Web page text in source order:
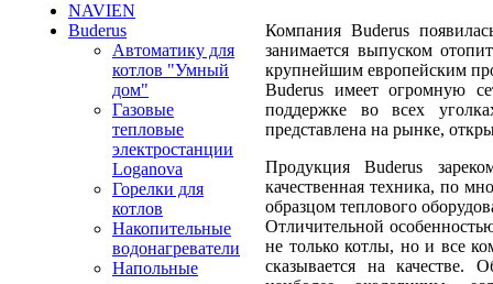
NAVIEN
Buderus
Автоматику для
котлов "Умный
дом"
Газовые
тепловые
электростанции
Loganova
Горелки для
котлов
Накопительные
водонагреватели
Напольные
Компания Buderus
занимается выпуском
крупнейшим европейским
Buderus имеет огромную
поддержке во всех
представлена на рынке,
Продукция Buderus
качественная техника, по
образцом теплового
Отличительной
не только котлы, но и все
сказывается на качестве.